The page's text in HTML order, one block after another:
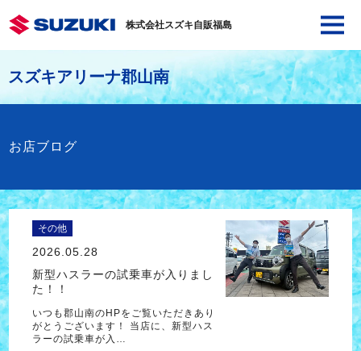
株式会社スズキ自販福島
スズキアリーナ郡山南
お店ブログ
その他
2026.05.28
新型ハスラーの試乗車が入りまし
た！！
いつも郡山南のHPをご覧いただきあり
がとうございます！ 当店に、新型ハス
ラーの試乗車が入…